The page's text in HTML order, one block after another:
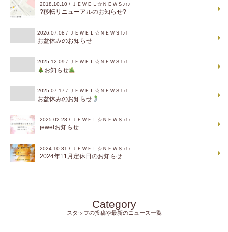
2018.10.10 / ＪＥＷＥＬ☆ＮＥＷＳ♪♪♪
?移転リニューアルのお知らせ?
2026.07.08 / ＪＥＷＥＬ☆ＮＥＷＳ♪♪♪
お盆休みのお知らせ
2025.12.09 / ＪＥＷＥＬ☆ＮＥＷＳ♪♪♪
お知らせ
2025.07.17 / ＪＥＷＥＬ☆ＮＥＷＳ♪♪♪
お盆休みのお知らせ
2025.02.28 / ＪＥＷＥＬ☆ＮＥＷＳ♪♪♪
jewelお知らせ
2024.10.31 / ＪＥＷＥＬ☆ＮＥＷＳ♪♪♪
2024年11月定休日のお知らせ
Category
スタッフの投稿や最新のニュース一覧